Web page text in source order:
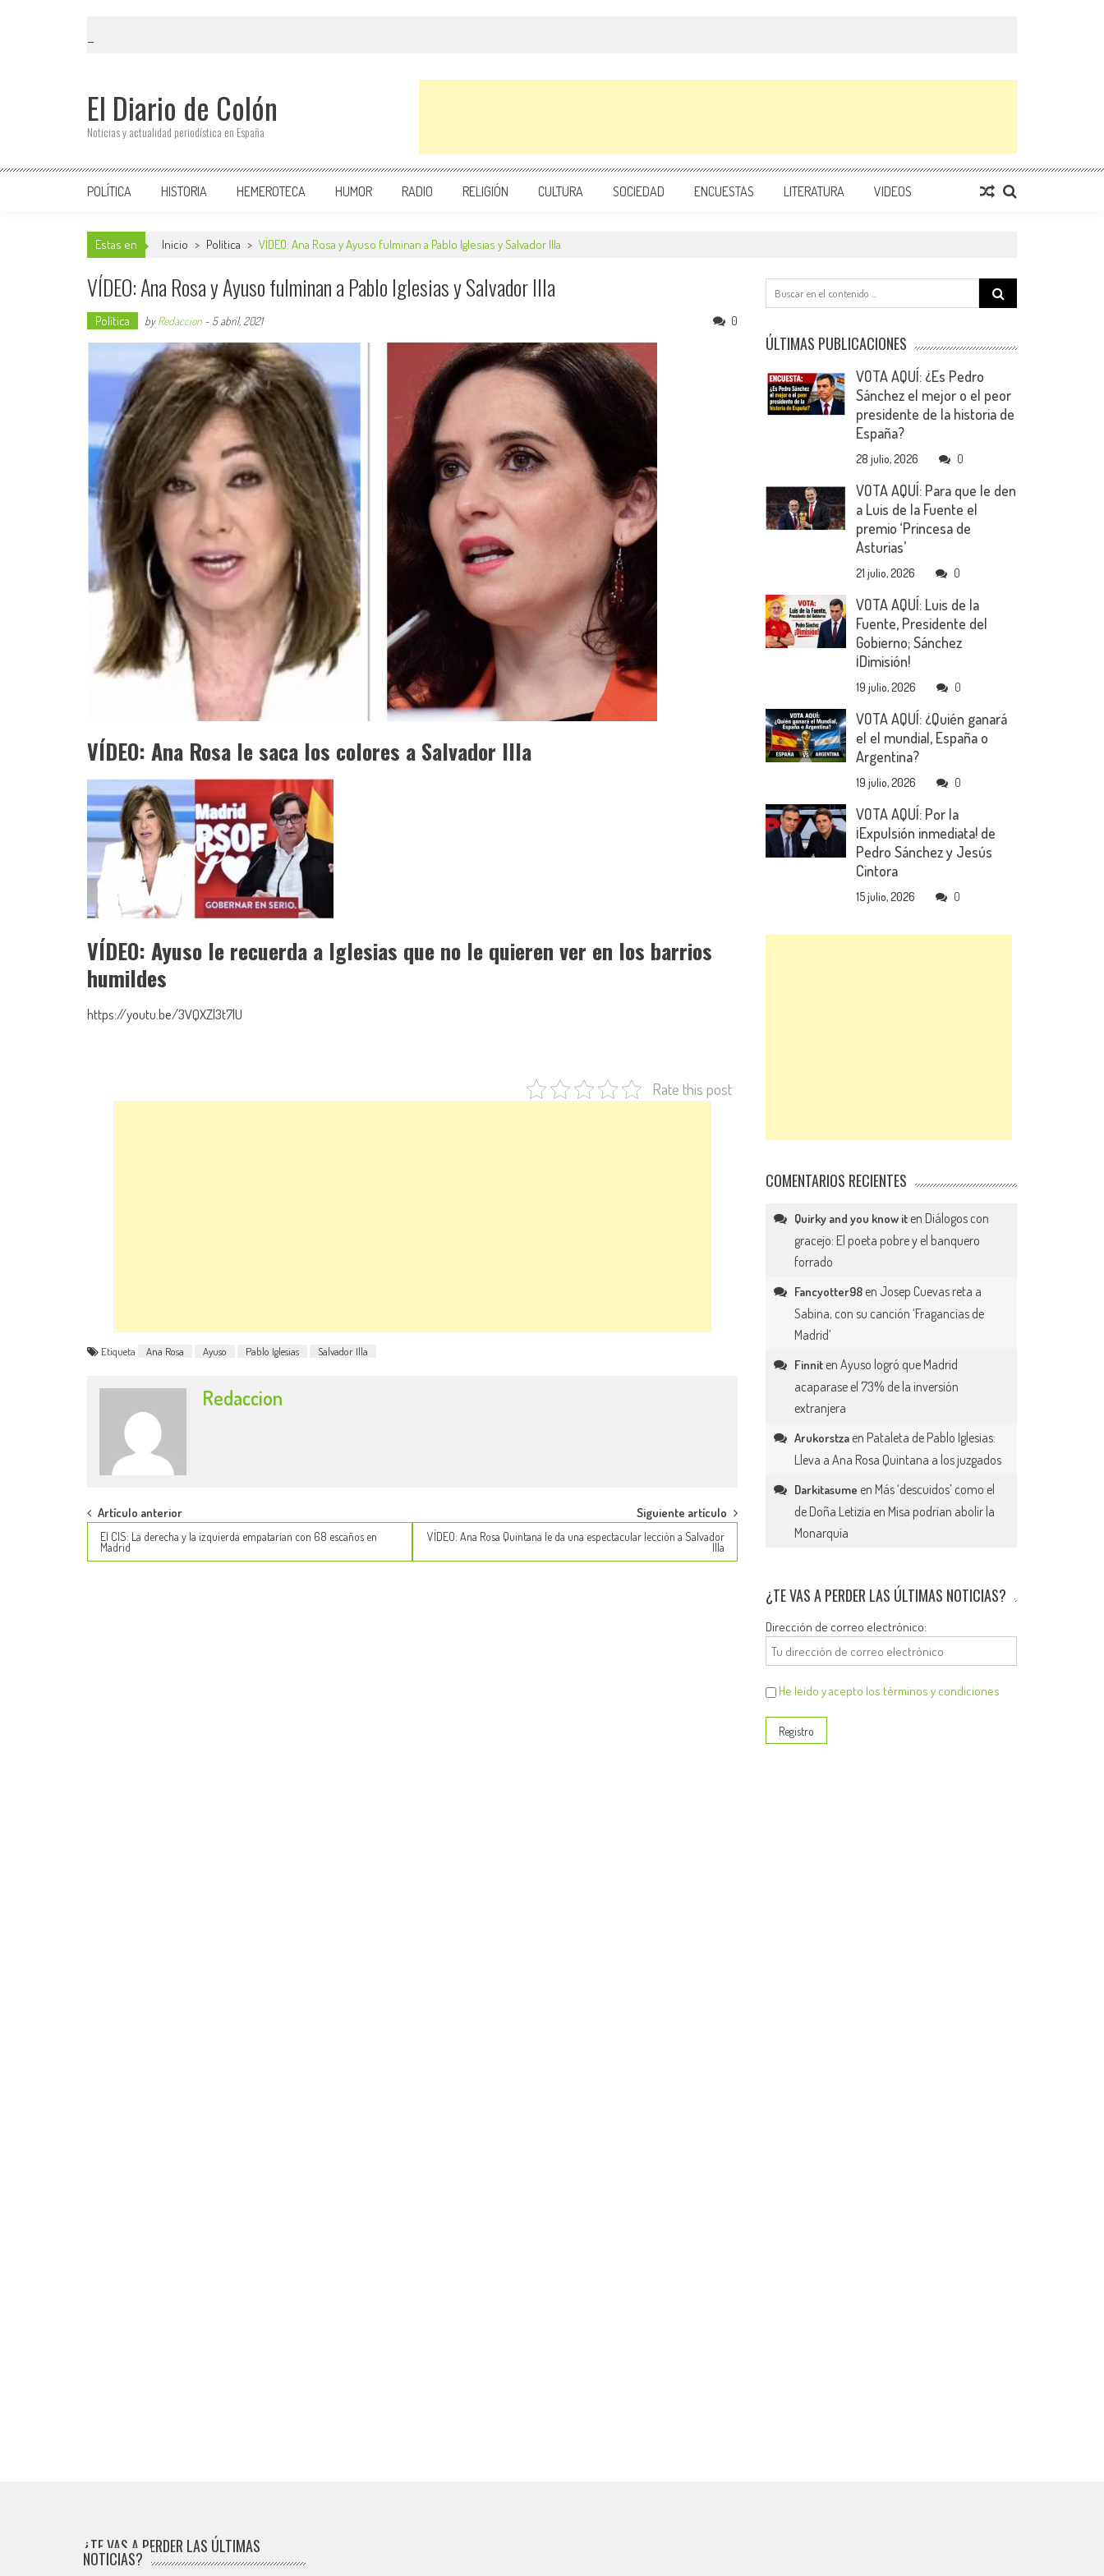
El Diario de Colón
Noticias y actualidad periodística en España
POLÍTICA HISTORIA HEMEROTECA HUMOR RADIO RELIGIÓN CULTURA SOCIEDAD ENCUESTAS LITERATURA VIDEOS
Estas en Inicio > Política > VÍDEO: Ana Rosa y Ayuso fulminan a Pablo Iglesias y Salvador Illa
VÍDEO: Ana Rosa y Ayuso fulminan a Pablo Iglesias y Salvador Illa
Política byRedaccion - 5 abril, 2021 0
VÍDEO: Ana Rosa le saca los colores a Salvador Illa
VÍDEO: Ayuso le recuerda a Iglesias que no le quieren ver en los barrios
humildes
https://youtu.be/3VQXZl3t7lU
Rate this post
Etiqueta Ana Rosa Ayuso Pablo Iglesias Salvador Illa
Redaccion
Post
navigation
Artículo anterior
El CIS: La derecha y la izquierda empatarían con 68 escaños en
Madrid
Siguiente artículo
VÍDEO: Ana Rosa Quintana le da una espectacular lección a Salvador
Illa
Search
for:
ÚLTIMAS PUBLICACIONES
VOTA AQUÍ: ¿Es Pedro
Sánchez el mejor o el peor
presidente de la historia de
España?
28 julio, 2026 0
VOTA AQUÍ: Para que le den
a Luis de la Fuente el
premio ‘Princesa de
Asturias’
21 julio, 2026 0
VOTA AQUÍ: Luis de la
Fuente, Presidente del
Gobierno; Sánchez
¡Dimisión!
19 julio, 2026 0
VOTA AQUÍ: ¿Quién ganará
el el mundial, España o
Argentina?
19 julio, 2026 0
VOTA AQUÍ: Por la
¡Expulsión inmediata! de
Pedro Sánchez y Jesús
Cintora
15 julio, 2026 0
COMENTARIOS RECIENTES
Quirky and you know it en Diálogos con
gracejo: El poeta pobre y el banquero
forrado
Fancyotter98 en Josep Cuevas reta a
Sabina, con su canción ‘Fragancias de
Madrid’
Finnit enAyuso logró que Madrid
acaparase el 73% de la inversión
extranjera
Arukorstza en Pataleta de Pablo Iglesias:
Lleva a Ana Rosa Quintana a los juzgados
Darkitasume en Más ‘descuidos’ como el
de Doña Letizia en Misa podrían abolir la
Monarquía
¿TE VAS A PERDER LAS ÚLTIMAS NOTICIAS?
Dirección de correo electrónico:
He leído y acepto los términos y condiciones
¿TE VAS A PERDER LAS ÚLTIMAS
NOTICIAS?